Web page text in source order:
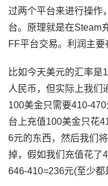
过两个平台来进行操作
台。原理就是在Steam
FF平台交易。利润主要
比如今天美元的汇率是
人民币，但实际上我们
100美金只需要410-
台上充值100美金只花
6元的东西，然后我们
掉，假如我们充值花了
646-410=236元(至少都